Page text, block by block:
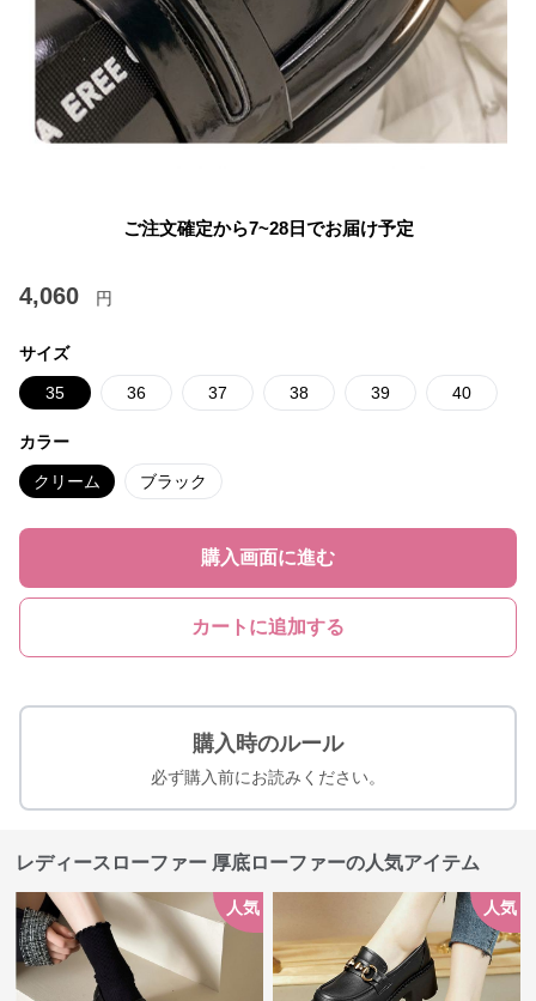
ご注文確定から7~28日でお届け予定
4,060 円
サイズ
35 36 37 38 39 40
カラー
クリーム ブラック
購入画面に進む
カートに追加する
購入時のルール
必ず購入前にお読みください。
レディースローファー 厚底ローファーの人気アイテム
人気 人気